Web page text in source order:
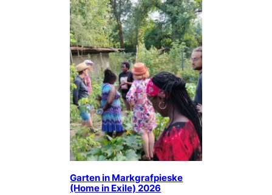
Garten in Markgrafpieske
(Home in Exile) 2026